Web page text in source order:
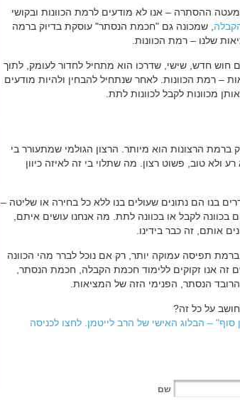
ההסתרה – אנו לא מודעים לרמת הכוונות ובקושי
, שמכונה גם "חכמת הנסתר" עוסקת בדיוק ברמה
שלנו – רמת הכוונות.
חוש חדש, שישי, שדרכו הוא מתחיל לחדור לעומק, לתוך
– רמת הכוונות. לאחר שנתחיל להבחין ולהיות מודעים
מכוונות לקבל לכוונות לתת.
ברמת הרצונות הוא מיותר. הרצון הגולמי שמתעורר בי
ולא טוב, פשוט רצון. מה שתלוי בי זה לאיזה כיוון
בנו הם נתונים שעולים בנו ללא כל בחירה או שליטה –
בכוונה לקבל או בכוונה לתת. מה אנחנו עושים איתם,
אותם, זה כבר בידינו.
תפיסה עמוקה יותר, רק אם נוכל לברר מהי הכוונה
זה אנו זקוקים ללימוד חכמת הקבלה, חכמת הנסתר,
הנסתר, הפנימי הזה של המציאות.
על כל זה?
סוף" – הבלוג האישי של הרב לייטמן. לחצו לכניסה
שם